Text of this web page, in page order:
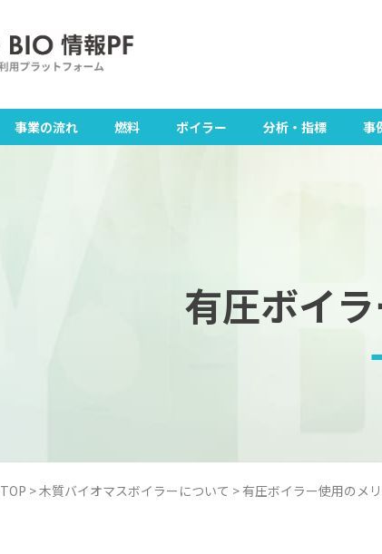
事業の流れ 燃料 ボイラー 分析・指標 事
有圧ボイ
TOP >木質バイオマスボイラーについて >有圧ボイラー使用のメ